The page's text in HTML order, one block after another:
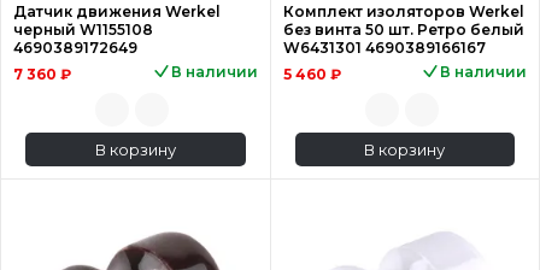
Датчик движения Werkel
черный W1155108
4690389172649
7 360 ₽
В наличии
В корзину
Комплект изоляторов Werkel
без винта 50 шт. Ретро белый
W6431301 4690389166167
5 460 ₽
В наличии
В корзину